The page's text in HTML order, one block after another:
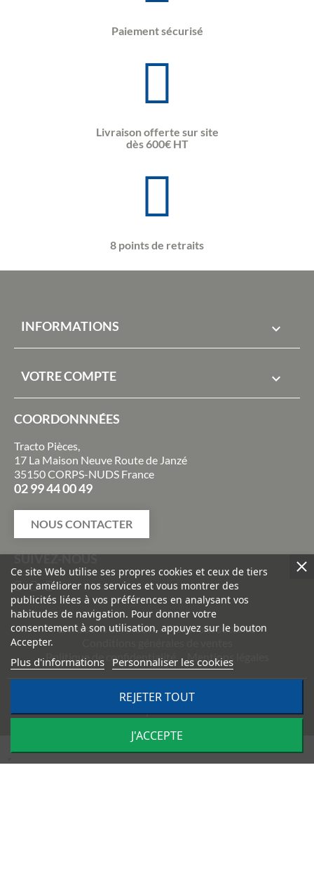
Paiement sécurisé
Livraison offerte sur site
dès 600€ HT
8 points de retraits
INFORMATIONS 
VOTRE COMPTE 
COORDONNNÉES
Tracto Pièces,
17 La Maison Neuve Route de Janzé
35150 CORPS-NUDS France
02 99 44 00 49
NOUS CONTACTER
SUIVEZ-NOUS
Livraisons et retours
Paiement sécurisé
Politique de confidentialité
Mentions légales
TRACTO PIÈCES - Conception & réalisation :
Impulsion
Ce site Web utilise ses propres cookies et ceux de tiers
pour améliorer nos services et vous montrer des
publicités liées à vos préférences en analysant vos
habitudes de navigation. Pour donner votre
consentement à son utilisation, appuyez sur le bouton
Accepter.
Plus d'informations Personnaliser les cookies
REJETER TOUT
J'ACCEPTE